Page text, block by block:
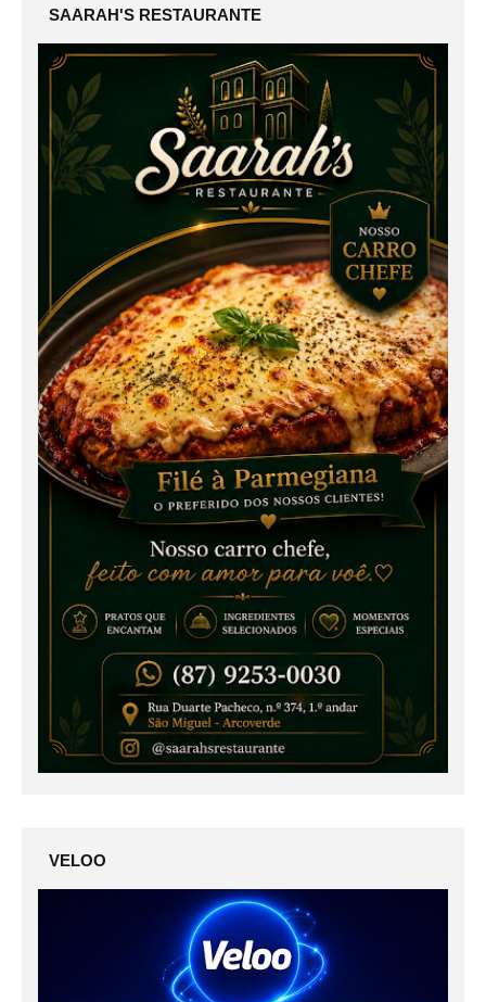
SAARAH'S RESTAURANTE
VELOO